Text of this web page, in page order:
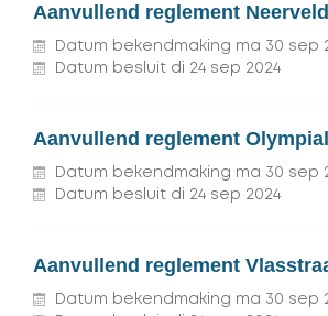
Aanvullend reglement
Datum bekendmaking ma 30 sep
Datum besluit di 24 sep 2024
Aanvullend reglement
Datum bekendmaking ma 30 sep
Datum besluit di 24 sep 2024
Aanvullend reglement
Datum bekendmaking ma 30 sep